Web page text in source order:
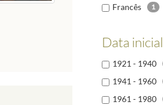
Francês 1
Data inicial
1921 - 1940
1941 - 1960
1961 - 1980